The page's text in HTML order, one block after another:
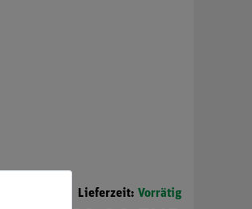
Lieferzeit: Vorrätig